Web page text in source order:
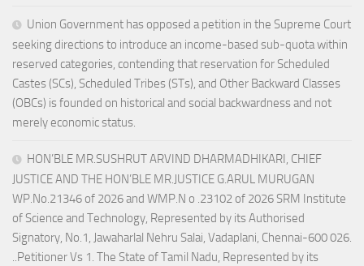
Union Government has opposed a petition in the Supreme Court
seeking directions to introduce an income-based sub-quota within
reserved categories, contending that reservation for Scheduled
Castes (SCs), Scheduled Tribes (STs), and Other Backward Classes
(OBCs) is founded on historical and social backwardness and not
merely economic status.
HON’BLE MR.SUSHRUT ARVIND DHARMADHIKARI, CHIEF
JUSTICE AND THE HON’BLE MR.JUSTICE G.ARUL MURUGAN
WP.No.21346 of 2026 and WMP.N o .23102 of 2026 SRM Institute
of Science and Technology, Represented by its Authorised
Signatory, No.1, Jawaharlal Nehru Salai, Vadaplani, Chennai-600 026.
..Petitioner Vs 1. The State of Tamil Nadu, Represented by its